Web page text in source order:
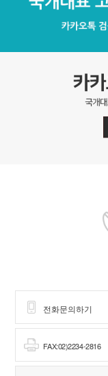
전화문의하기
FAX:02)2234-2816